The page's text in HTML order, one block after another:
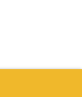
Instagram